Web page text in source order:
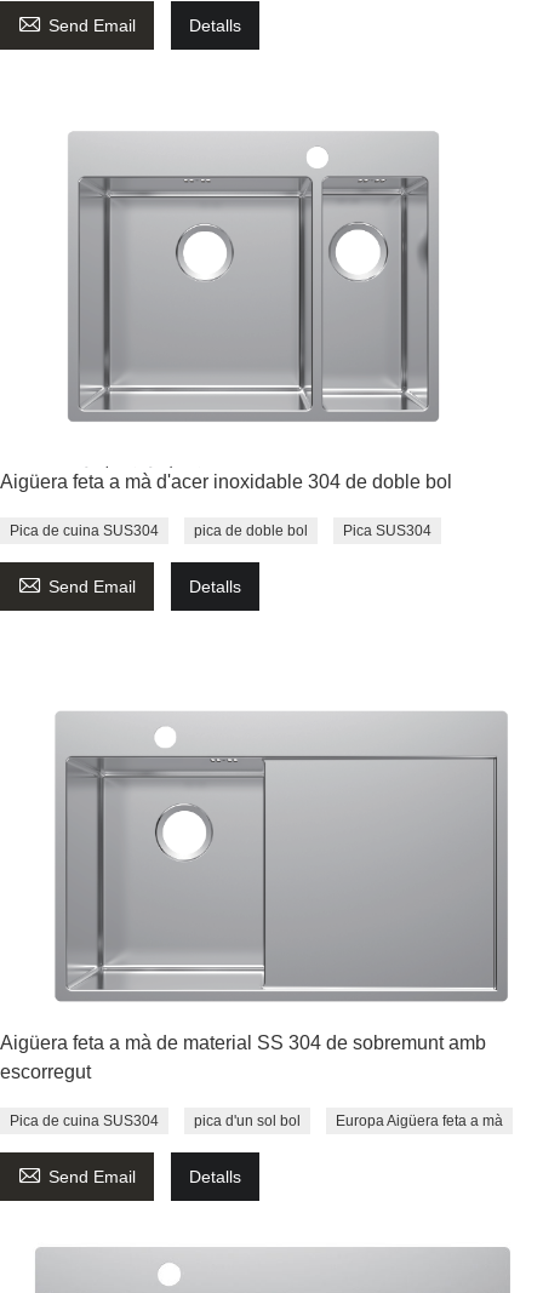
 Send Email Detalls
Aigüera feta a mà d'acer inoxidable 304 de doble bol
Pica de cuina SUS304 pica de doble bol Pica SUS304
 Send Email Detalls
Aigüera feta a mà de material SS 304 de sobremunt amb
escorregut
Pica de cuina SUS304 pica d'un sol bol Europa Aigüera feta a mà
 Send Email Detalls